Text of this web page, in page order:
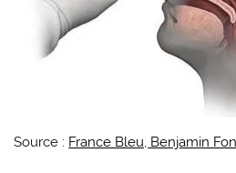
Source : France Bleu, Benjamin